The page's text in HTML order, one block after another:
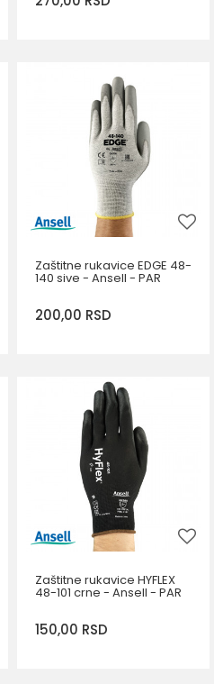
11
Zaštitne rukavice EDGE 48-
140 sive - Ansell - PAR
200,00 RSD
8 9
6
DODAJ U KORPU
Zaštitne rukavice HYFLEX
48-101 crne - Ansell - PAR
150,00 RSD